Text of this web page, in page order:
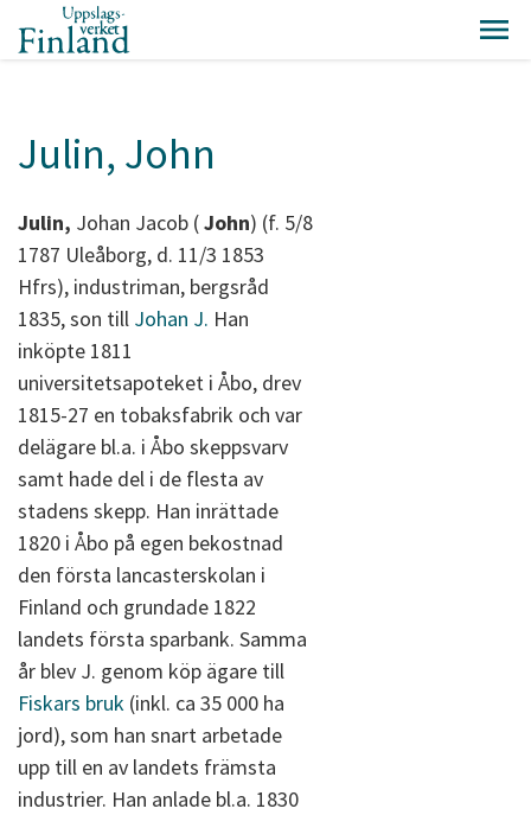
Julin, John
Julin, Johan Jacob (John) (f. 5/8
1787 Uleåborg, d. 11/3 1853
Hfrs), industriman, bergsråd
1835, son till Johan J. Han
inköpte 1811
universitetsapoteket i Åbo, drev
1815-27 en tobaksfabrik och var
delägare bl.a. i Åbo skeppsvarv
samt hade del i de flesta av
stadens skepp. Han inrättade
1820 i Åbo på egen bekostnad
den första lancasterskolan i
Finland och grundade 1822
landets första sparbank. Samma
år blev J. genom köp ägare till
Fiskars bruk (inkl. ca 35 000 ha
jord), som han snart arbetade
upp till en av landets främsta
industrier. Han anlade bl.a. 1830